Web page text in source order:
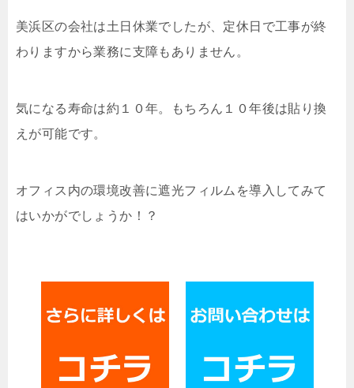
美浜区の会社は土日休業でしたが、定休日で工事が終
わりますから業務に支障もありません。
気になる寿命は約１０年。もちろん１０年後は貼り換
えが可能です。
オフィス内の環境改善に遮光フィルムを導入してみて
はいかがでしょうか！？